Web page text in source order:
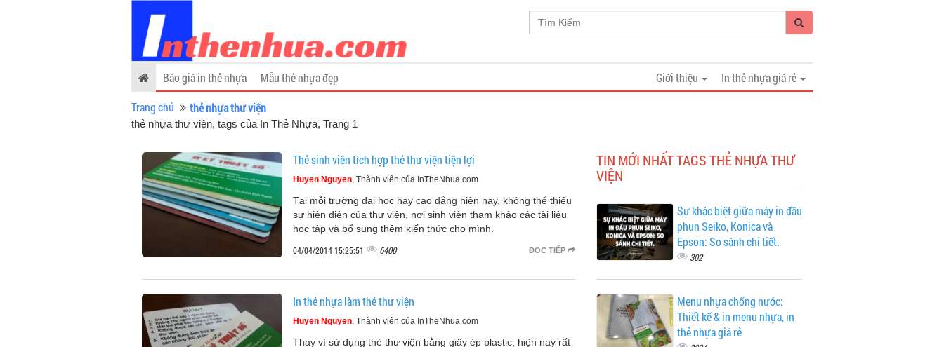
In thẻ nhựa giá rẻ
Báo giá in thẻ nhựa Mẫu thẻ nhựa đẹp
Giới thiệu
Trang chủ
thẻ nhựa thư viện
thẻ nhựa thư viện, tags của In Thẻ Nhựa, Trang 1
Thẻ sinh viên tích hợp thẻ thư viện tiện lợi
Huyen Nguyen, Thành viên của InTheNhua.com
Tại mỗi trường đại học hay cao đẳng hiện nay, không thể thiếu
sự hiện diện của thư viện, nơi sinh viên tham khảo các tài liệu
học tập và bổ sung thêm kiến thức cho mình.
ĐỌC TIẾP
04/04/2014 15:25:51 6400
In thẻ nhựa làm thẻ thư viện
Huyen Nguyen, Thành viên của InTheNhua.com
Thay vì sử dụng thẻ thư viện bằng giấy ép plastic, hiện nay rất
TIN MỚI NHẤT TAGS THẺ NHỰA THƯ
VIỆN
Sự khác biệt giữa máy in đầu
phun Seiko, Konica và
Epson: So sánh chi tiết.
302
Menu nhựa chống nước:
Thiết kế & in menu nhựa, in
thẻ nhựa giá rẻ